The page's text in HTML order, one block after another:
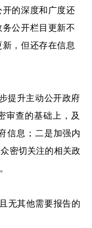
开的深度和广度还
务公开栏目更新不
，但还存在信息
提升主动公开政府
审查的基础上，及
信息； 二是加强内
密切关注的相关政
无其他需要报告的